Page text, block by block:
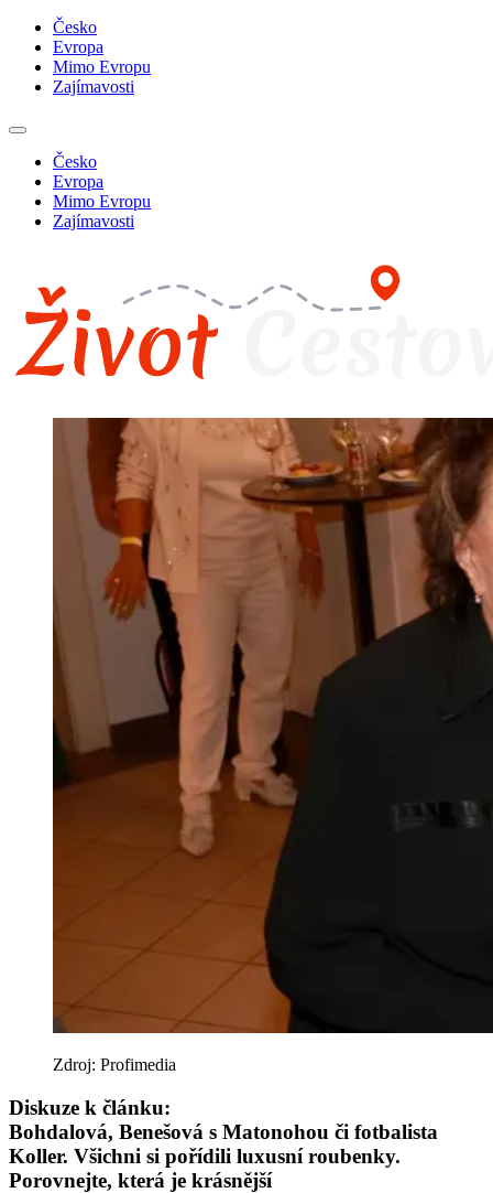
Česko
Evropa
Mimo Evropu
Zajímavosti
Česko
Evropa
Mimo Evropu
Zajímavosti
Zdroj: Profimedia
Diskuze k článku:
Bohdalová, Benešová s Matonohou či fotbalista
Koller. Všichni si pořídili luxusní roubenky.
Porovnejte, která je krásnější